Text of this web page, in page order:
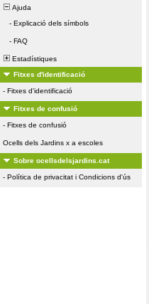
Ajuda
- Explicació dels símbols
- FAQ
Estadístiques
Fitxes d'identificació
- Fitxes d'identificació
Fitxes de confusió
- Fitxes de confusió
Ocells dels Jardins x a escoles
Sobre ocellsdelsjardins.cat
- Política de privacitat i Condicions d'ús